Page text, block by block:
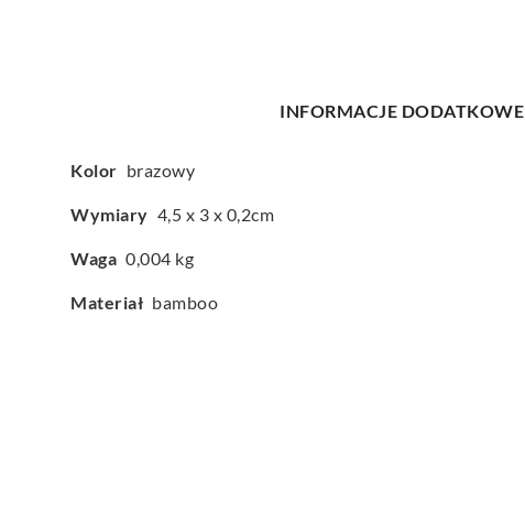
INFORMACJE DODATKOWE
Kolor brazowy
Wymiary 4,5 x 3 x 0,2cm
Waga 0,004 kg
Materiał bamboo